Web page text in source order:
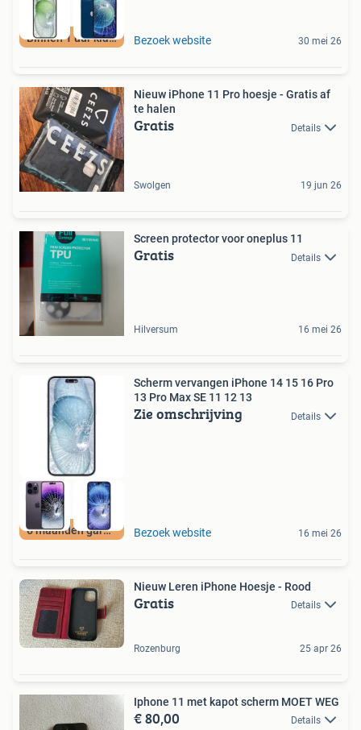
Binnen 1 uur klaar Bezoek website 30 mei 26
Nieuw iPhone 11 Pro hoesje - Gratis af
te halen
Gratis Details
Swolgen 19 jun 26
Screen protector voor oneplus 11
Gratis Details
Hilversum 16 mei 26
6 maanden garantie
Scherm vervangen iPhone 14 15 16 Pro
13 Pro Max SE 11 12 13
Zie omschrijving Details
Bezoek website 16 mei 26
Nieuw Leren iPhone Hoesje - Rood
Gratis Details
Rozenburg 25 apr 26
Iphone 11 met kapot scherm MOET WEG
€ 80,00 Details